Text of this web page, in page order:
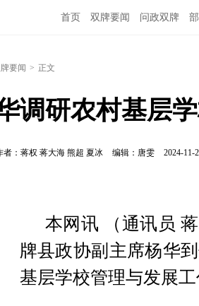
首页 双牌要闻 问政双牌
要闻 > 正文
调研农村基层
者：蒋权 蒋大海 熊超 夏冰 编辑：唐雯 2024-11-
本网讯 （通讯员
牌县政协副主席杨华
基层学校管理与发展